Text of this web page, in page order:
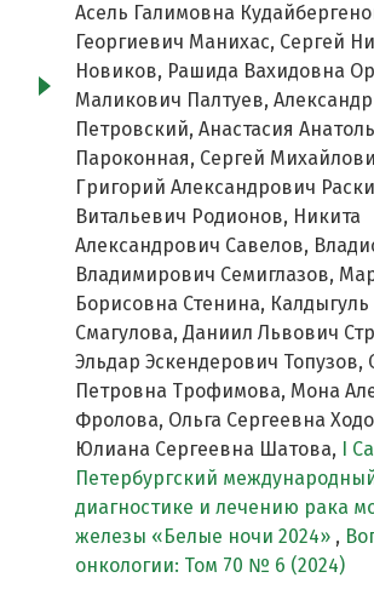
Асель Галимовна
Георгиевич Манихас, Сергей
Новиков, Рашида Вахидовна
Маликович Палтуев,
Петровский, Анастасия
Пароконная, Сергей
Григорий Александрович
Витальевич Родионов, Никита
Александрович Савелов,
Владимирович Семиглазов,
Борисовна Стенина,
Смагулова, Даниил Львович
Эльдар Эскендерович Топузов,
Петровна Трофимова, Мона
Фролова, Ольга Сергеевна
Юлиана Сергеевна Шатова,
I
Петербургский
диагностике и лечению рака
железы «Белые ночи 2024» ,
онкологии: Том 70 № 6 (2024)